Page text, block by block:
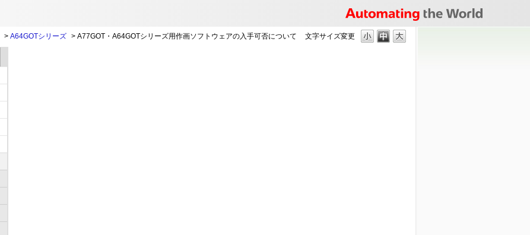
文字サイズ変更
> A64GOTシリーズ > A77GOT・A64GOTシリーズ用作画ソフトウェアの入手可否について